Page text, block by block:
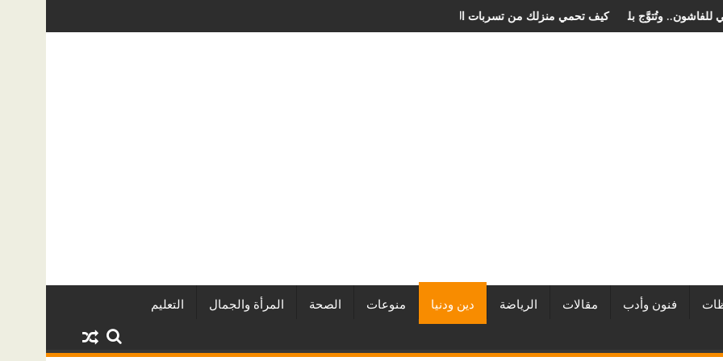
كيف تحمي منزلك من تسربات المياه الخفية؟ دليل عملي لأصحاب المنازل في الرياضالصخرة الدولي للفاشون.. وتُتوَّج بلقب أفضل مصممة أزياء لعام 2026
فنون وأدب مقالات الرياضة دين ودنيا منوعات الصحة المرأة والجمال التعليم